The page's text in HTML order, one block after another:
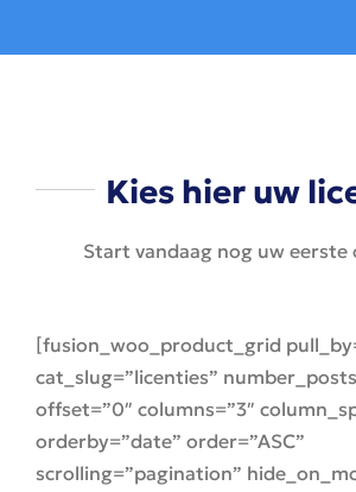
Kies hier uw
Start vandaag nog uw eerste
[fusion_woo_product_grid
cat_slug=”licenties”
offset=”0″ columns=”3″
orderby=”date” order=”ASC”
scrolling=”pagination”